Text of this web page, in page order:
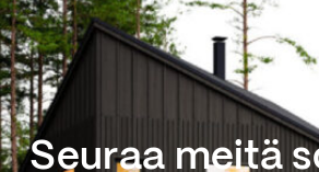
Seuraa meitä